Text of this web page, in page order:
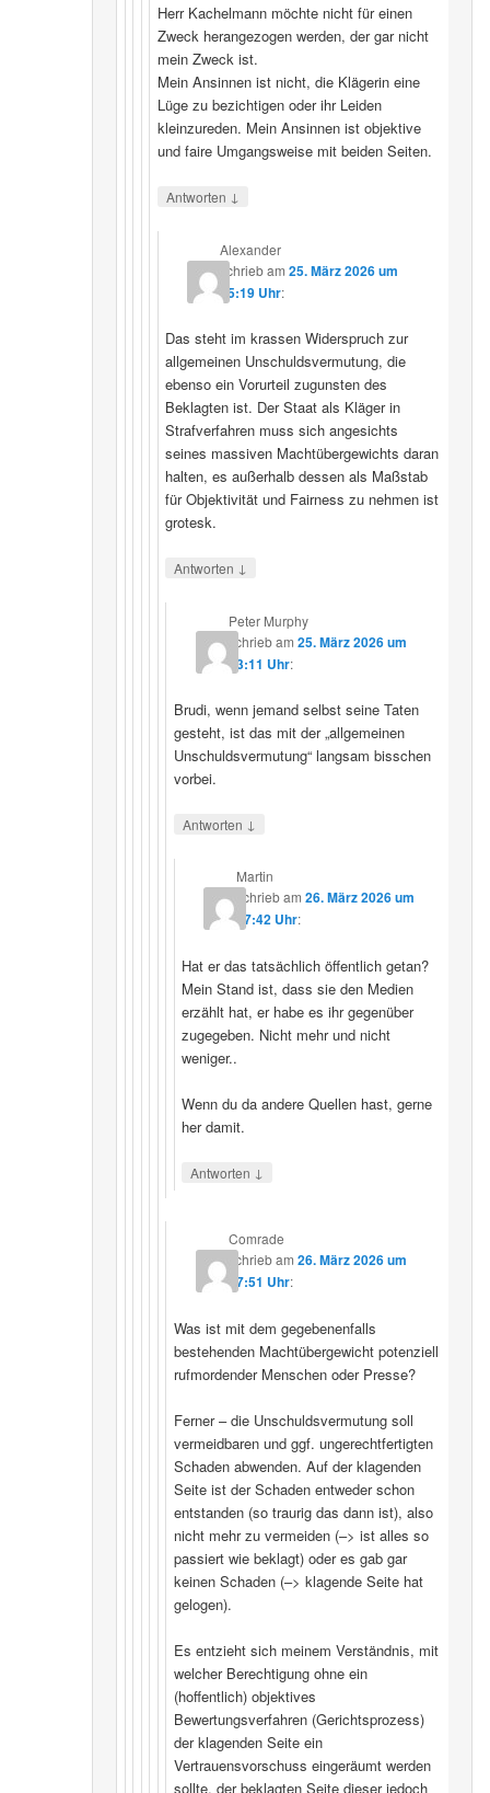
Herr Kachelmann möchte nicht für einen
Zweck herangezogen werden, der gar nicht
mein Zweck ist.
Mein Ansinnen ist nicht, die Klägerin eine
Lüge zu bezichtigen oder ihr Leiden
kleinzureden. Mein Ansinnen ist objektive
und faire Umgangsweise mit beiden Seiten.
Antworten ↓
Alexander
schriebam25. März 2026 um
15:19 Uhr:
Das steht im krassen Widerspruch zur
allgemeinen Unschuldsvermutung, die
ebenso ein Vorurteil zugunsten des
Beklagten ist. Der Staat als Kläger in
Strafverfahren muss sich angesichts
seines massiven Machtübergewichts daran
halten, es außerhalb dessen als Maßstab
für Objektivität und Fairness zu nehmen ist
grotesk.
Antworten ↓
Peter Murphy
schriebam 25. März 2026 um
23:11 Uhr:
Brudi, wenn jemand selbst seine Taten
gesteht, ist das mit der „allgemeinen
Unschuldsvermutung“ langsam bisschen
vorbei.
Antworten ↓
Martin
schriebam26. März 2026 um
07:42 Uhr:
Hat er das tatsächlich öffentlich getan?
Mein Stand ist, dass sie den Medien
erzählt hat, er habe es ihr gegenüber
zugegeben. Nicht mehr und nicht
weniger..
Wenn du da andere Quellen hast, gerne
her damit.
Antworten ↓
Comrade
schriebam 26. März 2026 um
17:51 Uhr:
Was ist mit dem gegebenenfalls
bestehenden Machtübergewicht potenziell
rufmordender Menschen oder Presse?
Ferner – die Unschuldsvermutung soll
vermeidbaren und ggf. ungerechtfertigten
Schaden abwenden. Auf der klagenden
Seite ist der Schaden entweder schon
entstanden (so traurig das dann ist), also
nicht mehr zu vermeiden (–> ist alles so
passiert wie beklagt) oder es gab gar
keinen Schaden (–> klagende Seite hat
gelogen).
Es entzieht sich meinem Verständnis, mit
welcher Berechtigung ohne ein
(hoffentlich) objektives
Bewertungsverfahren (Gerichtsprozess)
der klagenden Seite ein
Vertrauensvorschuss eingeräumt werden
sollte, der beklagten Seite dieser jedoch